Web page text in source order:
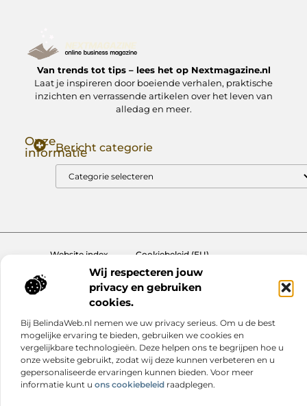
Wij respecteren jouw
privacy en gebruiken
cookies.
Bij BelindaWeb.nl nemen we uw privacy serieus. Om u de best
mogelijke ervaring te bieden, gebruiken we cookies en
vergelijkbare technologieën. Deze helpen ons te begrijpen hoe u
onze website gebruikt, zodat wij deze kunnen verbeteren en u
gepersonaliseerde ervaringen kunnen bieden. Voor meer
informatie kunt u ons cookiebeleid raadplegen.
Van trends tot tips – lees het op Nextmagazine.nl
Laat je inspireren door boeiende verhalen, praktische
inzichten en verrassende artikelen over het leven van
alledag en meer.
Onze
informatieBericht categorie
Website index
Cookiebeleid (EU)
@2025 www.nextmagazine.nl. All Right Reserved.